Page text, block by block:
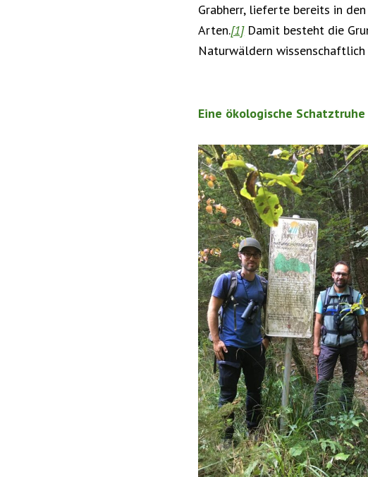
Grabherr, lieferte bereits in
Arten.[1]Damit besteht die
Naturwäldern wissenschaftlich
Eine ökologische Schatztruhe